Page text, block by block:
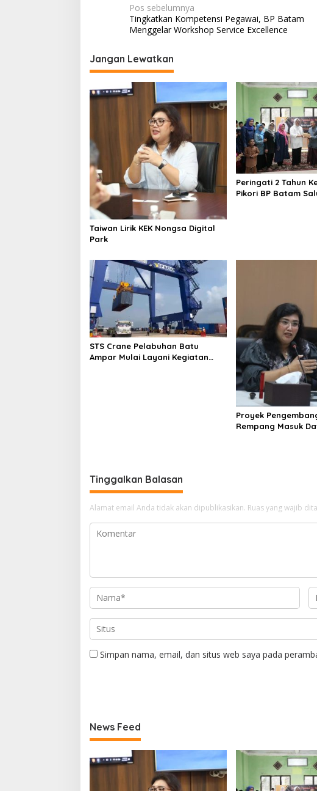
N
a
i
g
a
p
o
s
Pos sebelumnya
Tingkatkan Kompetensi Pegawai, BP Batam
Menggelar Workshop Service Excellence
Jangan Lewatkan
Taiwan Lirik KEK Nongsa Digital
Park
Peringati 2 Tahun
Pikori BP Batam
STS Crane Pelabuhan Batu
Ampar Mulai Layani Kegiatan
Proyek
Rempang Masuk
Tinggalkan Balasan
Alamat email Anda tidak akan dipublikasikan. Ruas yang wajib
Simpan nama, email, dan situs web saya pada
News Feed